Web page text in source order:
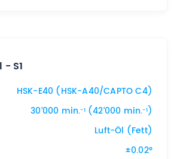
S1
HSK-E40 (HSK-A40/CAPTO C4)
30’000 min.-1(42’000 min.-1)
Luft-Öl (Fett)
±0.02°